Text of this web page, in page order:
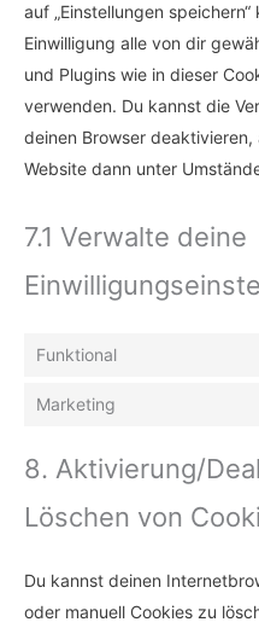
auf „Einstellungen
Einwilligung alle von dir
und Plugins wie in dieser
verwenden. Du kannst die
deinen Browser
Website dann unter
7.1 Verwalte deine
Funktional
Marketing
8. Aktivierung/
Löschen von
Du kannst deinen
oder manuell Cookies zu